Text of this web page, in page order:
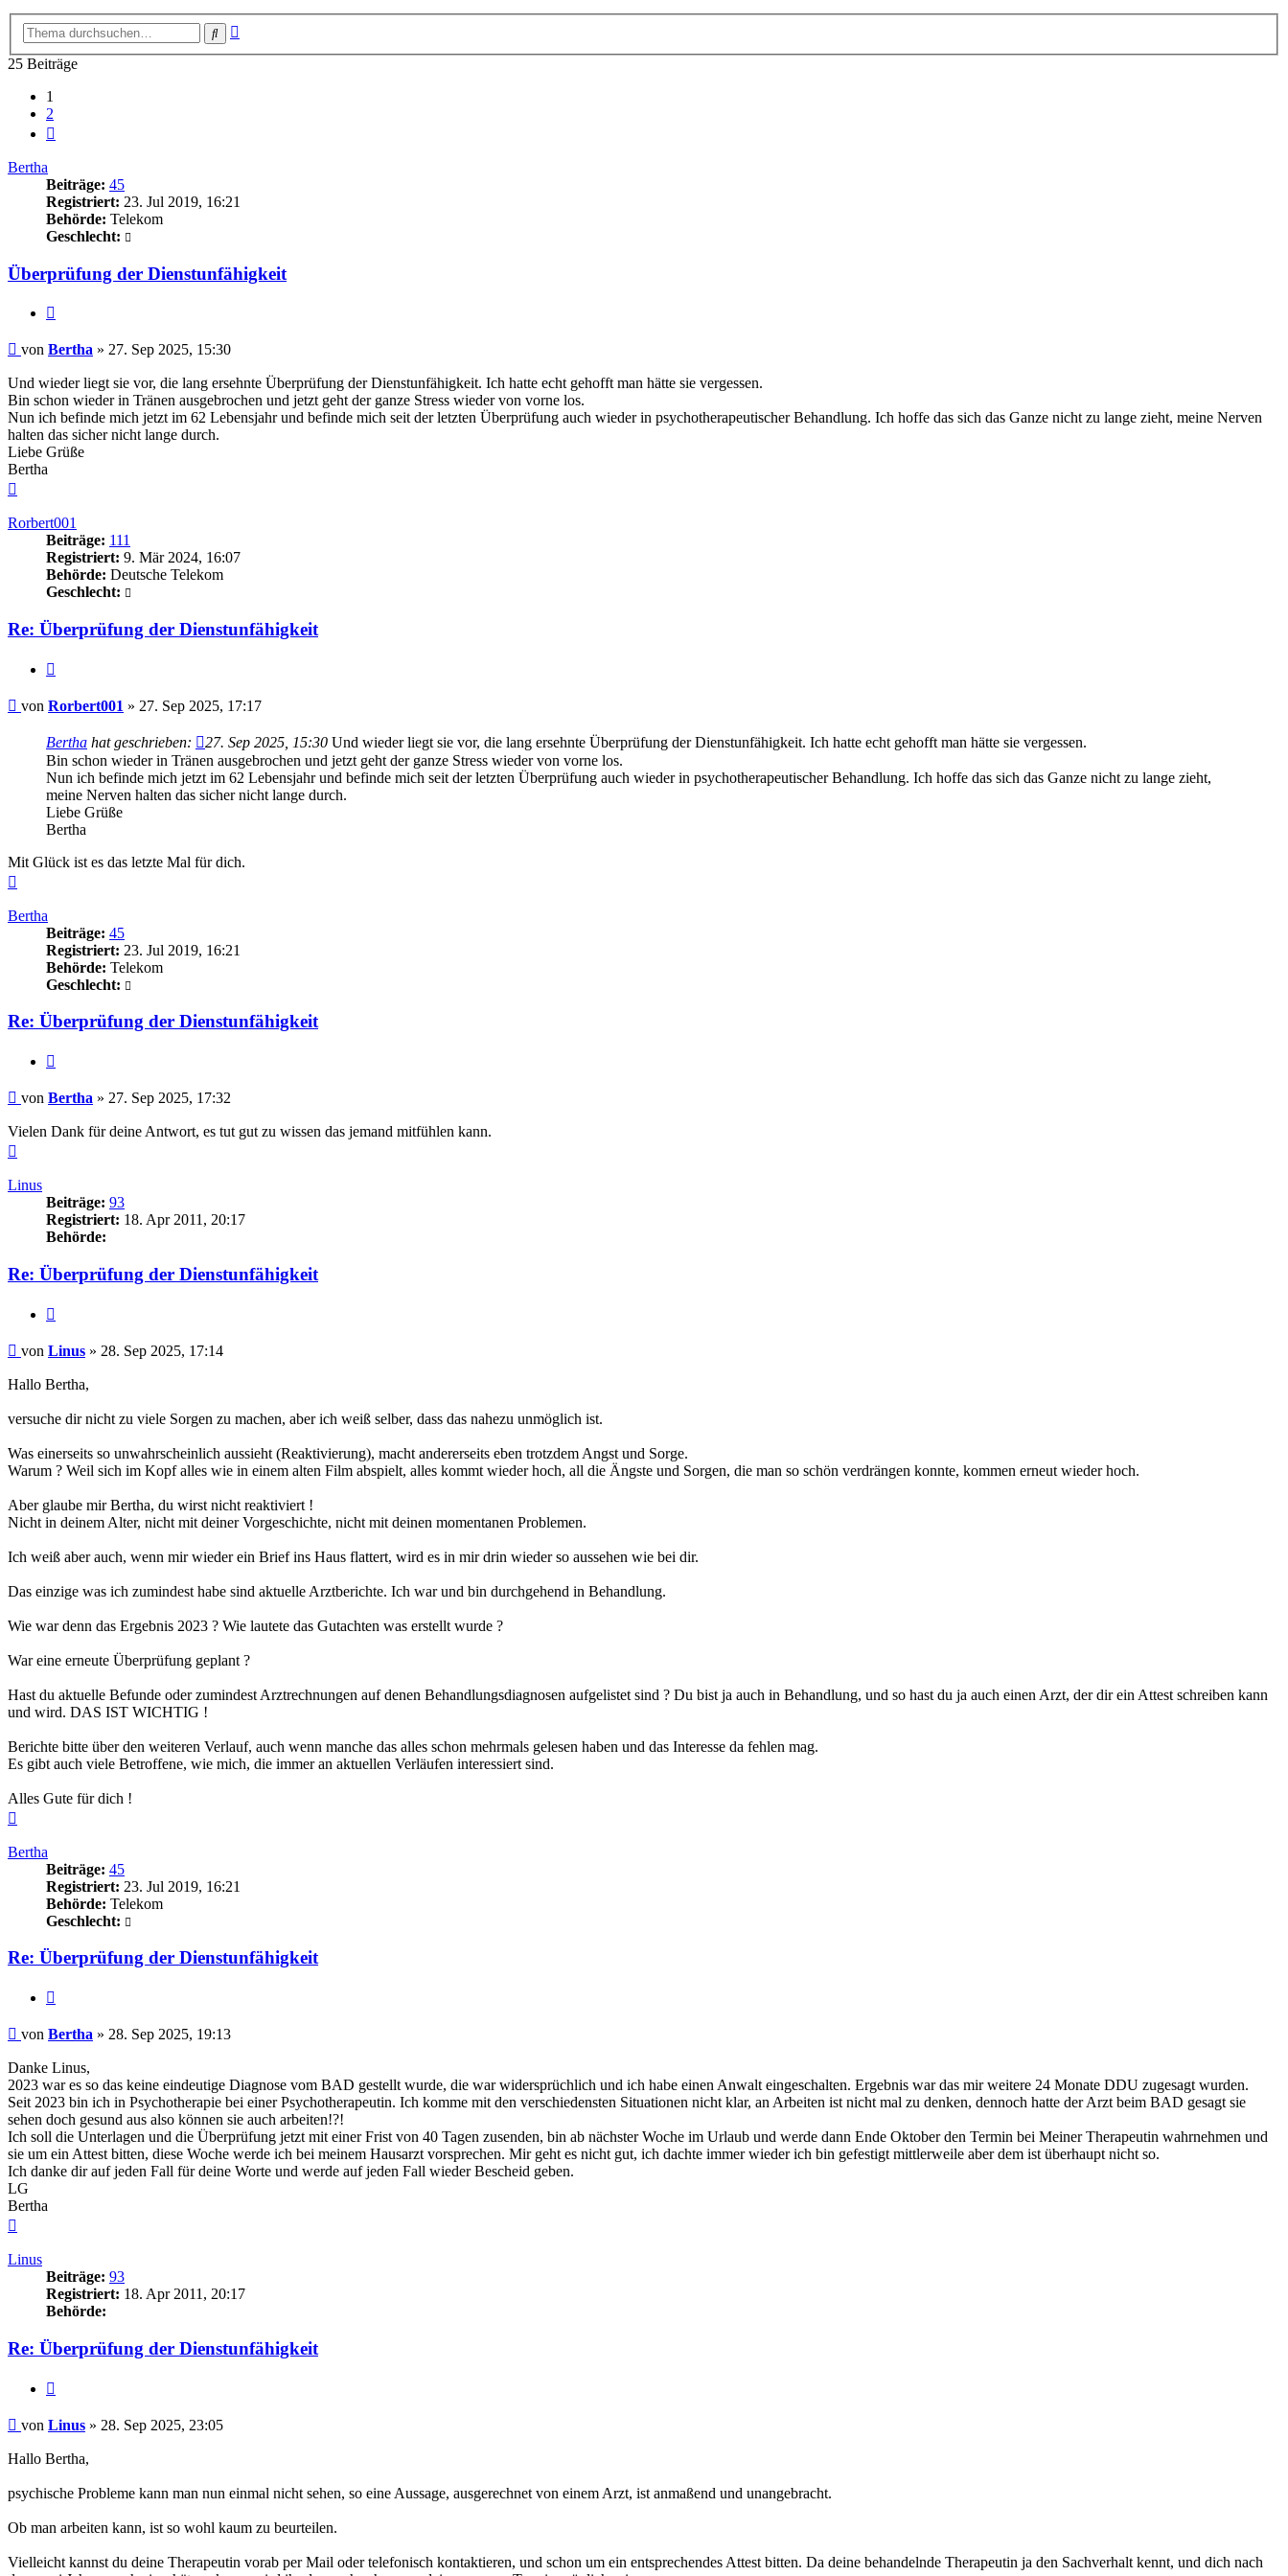
Suche
25 Beiträge
1
2
Bertha
Beiträge: 45
Registriert: 23. Jul 2019, 16:21
Behörde: Telekom
Geschlecht:
Überprüfung der Dienstunfähigkeit
Beitrag
von Bertha » 27. Sep 2025, 15:30
Und wieder liegt sie vor, die lang ersehnte Überprüfung der Dienstunfähigkeit. Ich hatte echt gehofft man hätte sie vergessen.
Bin schon wieder in Tränen ausgebrochen und jetzt geht der ganze Stress wieder von vorne los.
Nun ich befinde mich jetzt im 62 Lebensjahr und befinde mich seit der letzten Überprüfung auch wieder in psychotherapeutischer Behandlung. Ich hoffe das sich das Ganze nicht zu lange zieht, meine Nerven
halten das sicher nicht lange durch.
Liebe Grüße
Bertha
Rorbert001
Beiträge: 111
Registriert: 9. Mär 2024, 16:07
Behörde: Deutsche Telekom
Geschlecht:
Re: Überprüfung der Dienstunfähigkeit
Beitrag
von Rorbert001 » 27. Sep 2025, 17:17
Bertha hat geschrieben: 27. Sep 2025, 15:30 Und wieder liegt sie vor, die lang ersehnte Überprüfung der Dienstunfähigkeit. Ich hatte echt gehofft man hätte sie vergessen.
Bin schon wieder in Tränen ausgebrochen und jetzt geht der ganze Stress wieder von vorne los.
Nun ich befinde mich jetzt im 62 Lebensjahr und befinde mich seit der letzten Überprüfung auch wieder in psychotherapeutischer Behandlung. Ich hoffe das sich das Ganze nicht zu lange zieht,
meine Nerven halten das sicher nicht lange durch.
Liebe Grüße
Bertha
Mit Glück ist es das letzte Mal für dich.
Bertha
Beiträge: 45
Registriert: 23. Jul 2019, 16:21
Behörde: Telekom
Geschlecht:
Re: Überprüfung der Dienstunfähigkeit
Beitrag
von Bertha » 27. Sep 2025, 17:32
Vielen Dank für deine Antwort, es tut gut zu wissen das jemand mitfühlen kann.
Linus
Beiträge: 93
Registriert: 18. Apr 2011, 20:17
Behörde:
Re: Überprüfung der Dienstunfähigkeit
Beitrag
von Linus » 28. Sep 2025, 17:14
Hallo Bertha,
versuche dir nicht zu viele Sorgen zu machen, aber ich weiß selber, dass das nahezu unmöglich ist.
Was einerseits so unwahrscheinlich aussieht (Reaktivierung), macht andererseits eben trotzdem Angst und Sorge.
Warum ? Weil sich im Kopf alles wie in einem alten Film abspielt, alles kommt wieder hoch, all die Ängste und Sorgen, die man so schön verdrängen konnte, kommen erneut wieder hoch.
Aber glaube mir Bertha, du wirst nicht reaktiviert !
Nicht in deinem Alter, nicht mit deiner Vorgeschichte, nicht mit deinen momentanen Problemen.
Ich weiß aber auch, wenn mir wieder ein Brief ins Haus flattert, wird es in mir drin wieder so aussehen wie bei dir.
Das einzige was ich zumindest habe sind aktuelle Arztberichte. Ich war und bin durchgehend in Behandlung.
Wie war denn das Ergebnis 2023 ? Wie lautete das Gutachten was erstellt wurde ?
War eine erneute Überprüfung geplant ?
Hast du aktuelle Befunde oder zumindest Arztrechnungen auf denen Behandlungsdiagnosen aufgelistet sind ? Du bist ja auch in Behandlung, und so hast du ja auch einen Arzt, der dir ein Attest schreiben kann
und wird. DAS IST WICHTIG !
Berichte bitte über den weiteren Verlauf, auch wenn manche das alles schon mehrmals gelesen haben und das Interesse da fehlen mag.
Es gibt auch viele Betroffene, wie mich, die immer an aktuellen Verläufen interessiert sind.
Alles Gute für dich !
Bertha
Beiträge: 45
Registriert: 23. Jul 2019, 16:21
Behörde: Telekom
Geschlecht:
Re: Überprüfung der Dienstunfähigkeit
Beitrag
von Bertha » 28. Sep 2025, 19:13
Danke Linus,
2023 war es so das keine eindeutige Diagnose vom BAD gestellt wurde, die war widersprüchlich und ich habe einen Anwalt eingeschalten. Ergebnis war das mir weitere 24 Monate DDU zugesagt wurden.
Seit 2023 bin ich in Psychotherapie bei einer Psychotherapeutin. Ich komme mit den verschiedensten Situationen nicht klar, an Arbeiten ist nicht mal zu denken, dennoch hatte der Arzt beim BAD gesagt sie
sehen doch gesund aus also können sie auch arbeiten!?!
Ich soll die Unterlagen und die Überprüfung jetzt mit einer Frist von 40 Tagen zusenden, bin ab nächster Woche im Urlaub und werde dann Ende Oktober den Termin bei Meiner Therapeutin wahrnehmen und
sie um ein Attest bitten, diese Woche werde ich bei meinem Hausarzt vorsprechen. Mir geht es nicht gut, ich dachte immer wieder ich bin gefestigt mittlerweile aber dem ist überhaupt nicht so.
Ich danke dir auf jeden Fall für deine Worte und werde auf jeden Fall wieder Bescheid geben.
LG
Bertha
Linus
Beiträge: 93
Registriert: 18. Apr 2011, 20:17
Behörde:
Re: Überprüfung der Dienstunfähigkeit
Beitrag
von Linus » 28. Sep 2025, 23:05
Hallo Bertha,
psychische Probleme kann man nun einmal nicht sehen, so eine Aussage, ausgerechnet von einem Arzt, ist anmaßend und unangebracht.
Ob man arbeiten kann, ist so wohl kaum zu beurteilen.
Vielleicht kannst du deine Therapeutin vorab per Mail oder telefonisch kontaktieren, und schon um ein entsprechendes Attest bitten. Da deine behandelnde Therapeutin ja den Sachverhalt kennt, und dich nach